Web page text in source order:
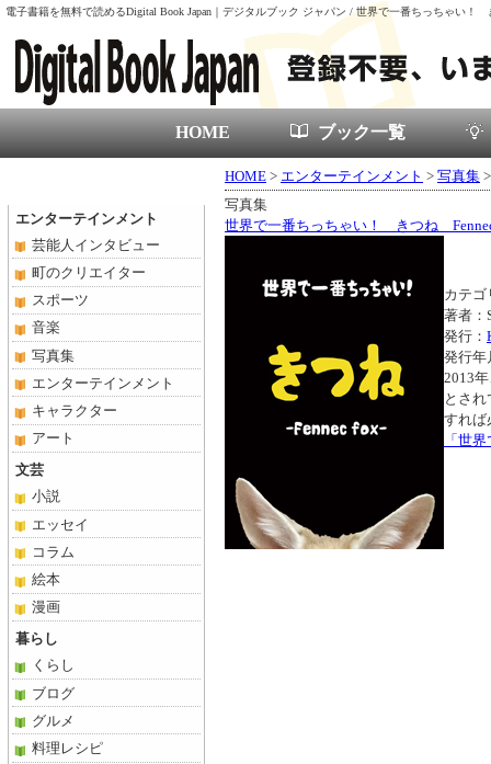
電子書籍を無料で読めるDigital Book Japan｜デジタルブック ジャパン / 世界で一番ちっちゃい！
HOME ブック一覧
HOME > エンターテインメント > 写真集
写真集
世界で一番ちっちゃい！ きつね
カテゴ
著者：
発行：
発行年
2013
とさ
すれば
「世
エンターテインメント
芸能人インタビュー
町のクリエイター
スポーツ
音楽
写真集
エンターテインメント
キャラクター
アート
文芸
小説
エッセイ
コラム
絵本
漫画
暮らし
くらし
ブログ
グルメ
料理レシピ